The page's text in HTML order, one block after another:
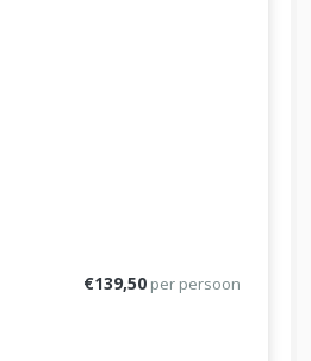
€139,50 per persoon